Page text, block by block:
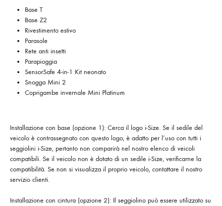
Base T
Base Z2
Rivestimento estivo
Parasole
Rete anti insetti
Parapioggia
SensorSafe 4-in-1 Kit neonato
Snogga Mini 2
Coprigambe invernale Mini Platinum
Installazione con base (opzione 1): Cerca il logo i-Size. Se il sedile del
veicolo è contrassegnato con questo logo, è adatto per l’uso con tutti i
seggiolini i-Size, pertanto non comparirà nel nostro elenco di veicoli
compatibili. Se il veicolo non è dotato di un sedile i-Size, verificarne la
compatibilità. Se non si visualizza il proprio veicolo, contattare il nostro
servizio clienti.
Installazione con cintura (opzione 2): Il seggiolino può essere utilizzato su